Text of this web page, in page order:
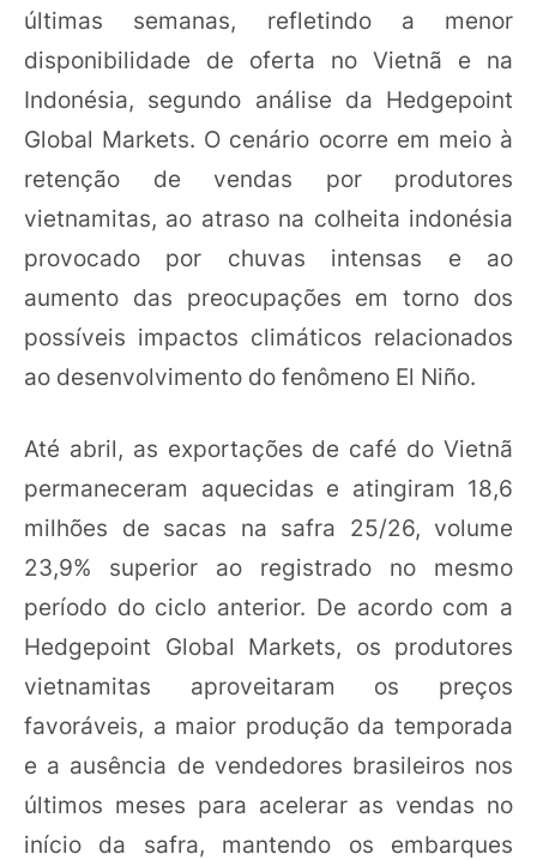
últimas semanas, refletindo a menor
disponibilidade de oferta no Vietnã e na
Indonésia, segundo análise da Hedgepoint
Global Markets. O cenário ocorre em meio à
retenção de vendas por produtores
vietnamitas, ao atraso na colheita indonésia
provocado por chuvas intensas e ao
aumento das preocupações em torno dos
possíveis impactos climáticos relacionados
ao desenvolvimento do fenômeno El Niño.
Até abril, as exportações de café do Vietnã
permaneceram aquecidas e atingiram 18,6
milhões de sacas na safra 25/26, volume
23,9% superior ao registrado no mesmo
período do ciclo anterior. De acordo com a
Hedgepoint Global Markets, os produtores
vietnamitas aproveitaram os preços
favoráveis, a maior produção da temporada
e a ausência de vendedores brasileiros nos
últimos meses para acelerar as vendas no
início da safra, mantendo os embarques